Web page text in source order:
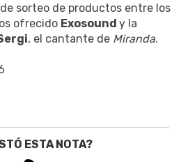
sorteo de productos entre los
ofrecido Exosound y la
, el cantante de Miranda.
ESTA NOTA?